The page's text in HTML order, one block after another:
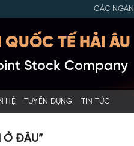
CÁC
TẾ HẢI ÂU
Stock Company
HỆ TUYỂN DỤNG TIN TỨC
Ở ĐÂU”